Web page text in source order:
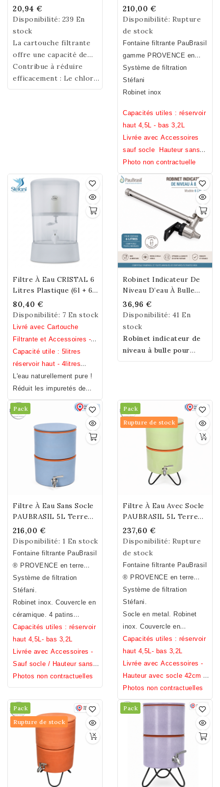
Stéfani
20,94 €
Disponibilité: 239 En
stock
La cartouche filtrante
offre une capacité de
filtration d’environ500
l d’eau, soit en moyenne
4 à 6 mois d’utilisation,
dans ce délai. Sans
Bisphénol A (BPA), S
(BPS), F (BPF).
Contribue à réduire
efficacement : Le chlore
et Jusqu’à99.8 % des
Cuite Brute - Émaillée
210,00 €
Disponibilité: Rupture
de stock
Fontaine filtrante PauBrasil
gamme PROVENCE en
terre cuite : extérieur brut -
intérieur émaillé.
Fabrication Française et
Système de filtration
Stéfani
Robinet inox
Capacités utiles : réservoir
haut 4,5L - bas 3,2L
Livrée avec Accessoires
sauf socle
Hauteur sans
pied 31cm / Diamètre 23cm
/ Poids 7,2kg
Photo non contractuelle
Filtre À Eau CRISTAL 6
Litres Plastique (6l + 6l)
Free Bisphenol A,S,F
80,40 €
Disponibilité: 7 En stock
Livré avec Cartouche
Filtrante et Accessoires -
Hauteur 41 cm / Diamètre
27 cm / Poids 1.8 kg (avec
cartouche, robinet et
clapet).
Capacité utile : 5litres
réservoir haut - 4litres
réservoir bas.
L'eau naturellement pure !
Réduit les impuretés de
l'eau – Filtre à eau
Economique - Durabilité et
Qualité - Filtre à eau
Robinet Indicateur De
Niveau D’eau À Bulle
Pour Fontaine Filtrante
Inox 6 L
36,96 €
Disponibilité: 41 En
stock
Robinet indicateur de
niveau à bulle pour
fontaine filtrante inox
d’eau grâce à son tube
en verre et optimisez la
capacité utile de votre
fontaine. Compatible
avec les modèles 6
Attention : ce
robinet n’est pas un
débordement.
Pack
Filtre À Eau Sans Socle
PAUBRASIL 5L Terre
Cuite Émaillée Bleue
216,00 €
Disponibilité: 1 En stock
Fontaine filtrante PauBrasil
® PROVENCE en terre
cuite émaillée bleue. Fait
main. Fabrication Française
Système de filtration
Stéfani.
Robinet inox. Couvercle en
céramique. 4 patins
(offerts) à disposer sous la
cuve basse.
Capacités utiles : réservoir
haut 4,5L- bas 3,2L
Livrée avec Accessoires -
Sauf socle / Hauteur sans
socle 31cm / Diamètre
23cm / Poids 7,2kg.
Photos non contractuelles
Pack
Rupture de stock
Filtre À Eau Avec Socle
PAUBRASIL 5L Terre
Cuite Émaillée Verte
237,60 €
Disponibilité: Rupture
de stock
Fontaine filtrante PauBrasil
® PROVENCE en terre
cuite émaillée vert
pistache. Fait
main.Fabrication Française
Système de filtration
Stéfani.
Socle en metal. Robinet
inox. Couvercle en
céramique.
Capacités utiles : réservoir
haut 4,5L- bas 3,2L
Livrée avec Accessoires -
Hauteur avec socle 42cm /
Hauteur sans socle 31cm /
Diamètre 23cm / Poids
7,2kg.
Photos non contractuelles
Pack
Rupture de stock
Pack